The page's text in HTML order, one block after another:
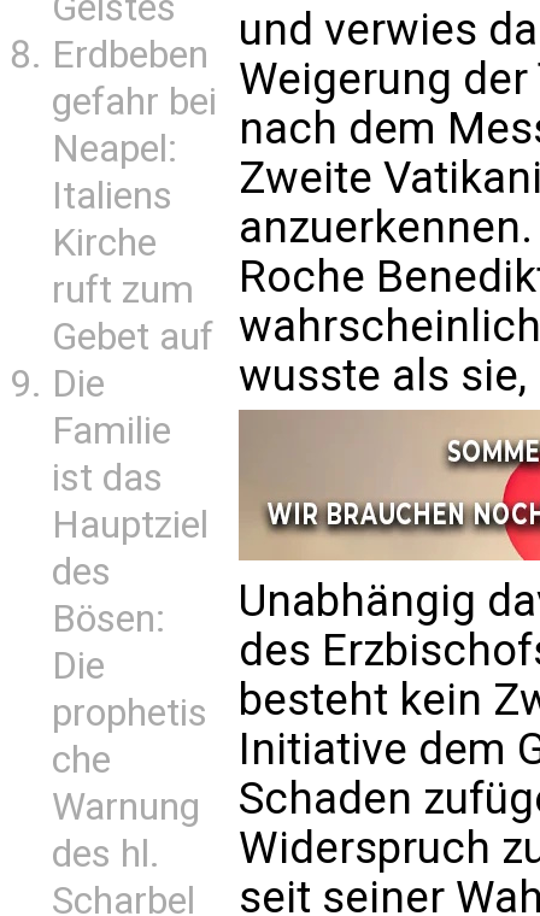
Erdbeben
gefahr bei
Neapel:
Italiens
Kirche
ruft zum
Gebet auf
Die
Familie
ist das
Hauptziel
des
Bösen:
Die
prophetis
che
Warnung
des hl.
Scharbel
und verwies
Weigerung
nach dem
Zweite
Roche
wusste als
Unabhängig
des
besteht kein
Initiative dem
Schaden
Widerspruch
seit seiner